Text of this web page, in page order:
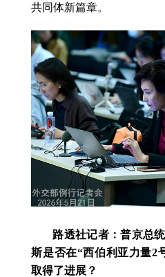
共同体新篇章。
路透社记者：普京总
斯是否在“西伯利亚力量2
取得了进展？